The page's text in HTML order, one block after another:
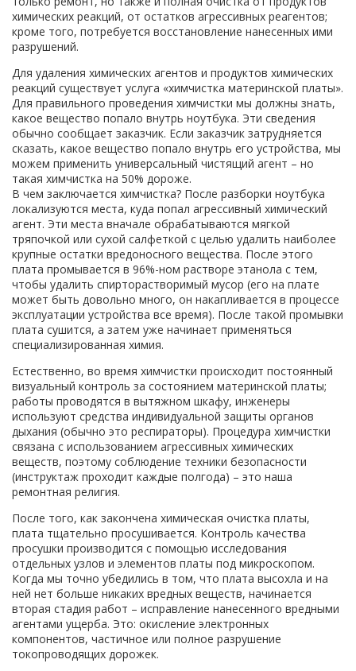
химических реакций, от остатков агрессивных реагентов;
кроме того, потребуется восстановление нанесенных ими
разрушений.
Для удаления химических агентов и продуктов химических
реакций существует услуга «химчистка материнской платы».
Для правильного проведения химчистки мы должны знать,
какое вещество попало внутрь ноутбука. Эти сведения
обычно сообщает заказчик. Если заказчик затрудняется
сказать, какое вещество попало внутрь его устройства, мы
можем применить универсальный чистящий агент – но
такая химчистка на 50% дороже.
В чем заключается химчистка? После разборки ноутбука
локализуются места, куда попал агрессивный химический
агент. Эти места вначале обрабатываются мягкой
тряпочкой или сухой салфеткой с целью удалить наиболее
крупные остатки вредоносного вещества. После этого
плата промывается в 96%-ном растворе этанола с тем,
чтобы удалить спирторастворимый мусор (его на плате
может быть довольно много, он накапливается в процессе
эксплуатации устройства все время). После такой промывки
плата сушится, а затем уже начинает применяться
специализированная химия.
Естественно, во время химчистки происходит постоянный
визуальный контроль за состоянием материнской платы;
работы проводятся в вытяжном шкафу, инженеры
используют средства индивидуальной защиты органов
дыхания (обычно это респираторы). Процедура химчистки
связана с использованием агрессивных химических
веществ, поэтому соблюдение техники безопасности
(инструктаж проходит каждые полгода) – это наша
ремонтная религия.
После того, как закончена химическая очистка платы,
плата тщательно просушивается. Контроль качества
просушки производится c помощью исследования
отдельных узлов и элементов платы под микроскопом.
Когда мы точно убедились в том, что плата высохла и на
ней нет больше никаких вредных веществ, начинается
вторая стадия работ – исправление нанесенного вредными
агентами ущерба. Это: окисление электронных
компонентов, частичное или полное разрушение
токопроводящих дорожек.